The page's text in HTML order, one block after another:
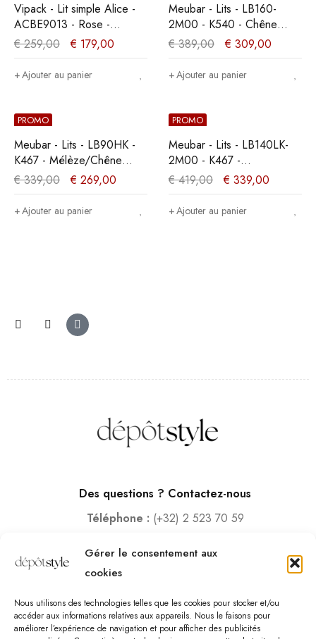
Gérer le consentement aux
cookies
Nous utilisons des technologies telles que les cookies pour stocker et/ou
accéder aux informations relatives aux appareils. Nous le faisons pour
améliorer l’expérience de navigation et pour afficher des publicités
Vipack - Lit simple Alice -
ACBE9013 - Rose -
91x94x208cm
€259,00 € 179,00
Ajouter au panier
Meubar - Lits - LB160-
2M00 - K540 - Chêne
millénaire clair -
160x89x200cm
€389,00 € 309,00
Ajouter au panier
PROMO
Meubar - Lits - LB90HK -
K467 - Mélèze/Chêne
cristal marron clair -
90x104x200cm
€339,00 € 269,00
Ajouter au panier
PROMO
Meubar - Lits - LB140LK-
2M00 - K467 -
Mélèze/Chêne cristal
marron clair -
140x89x200cm
€419,00 € 339,00
Ajouter au panier
Des questions ? Contactez-nous
Téléphone : (+32) 2 523 70 59
Adresse : Rue des Deux Gares 6, 1070 Bruxelles
Lundi – Samedi :10:00 – 18:30
Vendredi :10:00-13:00 – 15:00 -18:30